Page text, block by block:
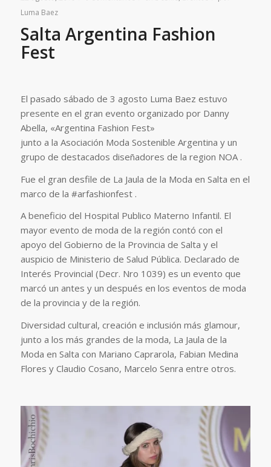
Luma Baez
Salta Argentina Fashion
Fest
El pasado sábado de 3 agosto Luma Baez estuvo
presente en el gran evento organizado por Danny
Abella, «Argentina Fashion Fest»
junto a la Asociación Moda Sostenible Argentina y un
grupo de destacados diseñadores de la region NOA .
Fue el gran desfile de La Jaula de la Moda en Salta en el
marco de la #arfashionfest .
A beneficio del Hospital Publico Materno Infantil. El
mayor evento de moda de la región contó con el
apoyo del Gobierno de la Provincia de Salta y el
auspicio de Ministerio de Salud Pública. Declarado de
Interés Provincial (Decr. Nro 1039) es un evento que
marcó un antes y un después en los eventos de moda
de la provincia y de la región.
Diversidad cultural, creación e inclusión más glamour,
junto a los más grandes de la moda, La Jaula de la
Moda en Salta con Mariano Caprarola, Fabian Medina
Flores y Claudio Cosano, Marcelo Senra entre otros.